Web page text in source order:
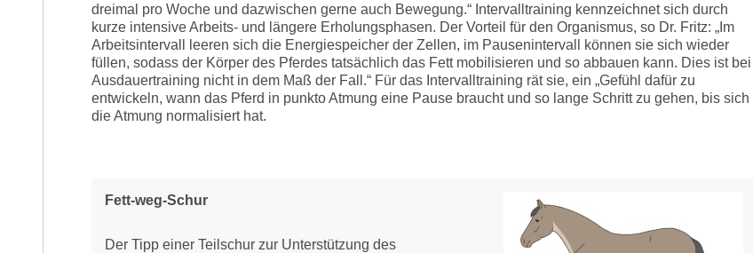
dreimal pro Woche und dazwischen gerne auch Bewegung.“ Intervalltraining kennzeichnet sich durch
kurze intensive Arbeits- und längere Erholungsphasen. Der Vorteil für den Organismus, so Dr. Fritz: „Im
Arbeitsintervall leeren sich die Energiespeicher der Zellen, im Pausenintervall können sie sich wieder
füllen, sodass der Körper des Pferdes tatsächlich das Fett mobilisieren und so abbauen kann. Dies ist bei
Ausdauertraining nicht in dem Maß der Fall.“ Für das Intervalltraining rät sie, ein „Gefühl dafür zu
entwickeln, wann das Pferd in punkto Atmung eine Pause braucht und so lange Schritt zu gehen, bis sich
die Atmung normalisiert hat.
Fett-weg-Schur
Der Tipp einer Teilschur zur Unterstützung des